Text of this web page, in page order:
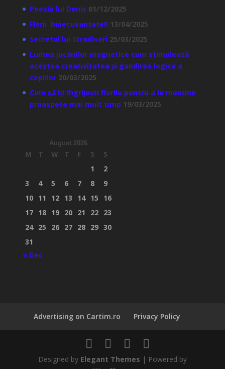
Poezia lui Denis 01/12/2025
Florii binecuvantate!! 13/04/2025
Secretul lui Stradivari 25/03/2025
Lumea jucăriilor magnetice cum stimulează
acestea creativitatea și gandirea logica a
copiilor 20/03/2025
Cum să îți îngrijești florile pentru a le menține
proaspete mai mult timp 19/03/2025
August 2026
M T W T F S
S
1
2
3
4 5 6 7 8
9
10 11 12 13 14 15
16
17 18 19 20 21 22 23
24 25 26 27 28 29 30
31
« Dec
Advertising on Cartim.ro Privacy Policy
Designed by Elegant Themes | Powered by